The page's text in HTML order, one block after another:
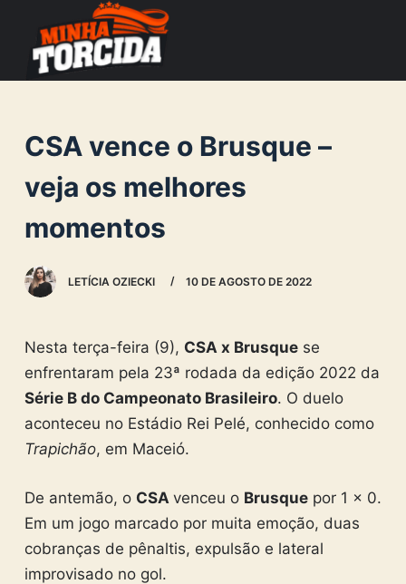
o
n
e
CSA vence o Brusque –
veja os melhores
momentos
LETÍCIA OZIECKI 10 DE AGOSTO DE 2022
Nesta terça-feira (9), CSAx Brusquese
enfrentaram pela 23ª rodada da edição 2022 da
Série B do Campeonato Brasileiro. O duelo
aconteceu no Estádio Rei Pelé, conhecido como
Trapichão, em Maceió.
De antemão, o CSA venceu o Brusquepor 1 x 0.
Em um jogo marcado por muita emoção, duas
cobranças de pênaltis, expulsão e lateral
improvisado no gol.